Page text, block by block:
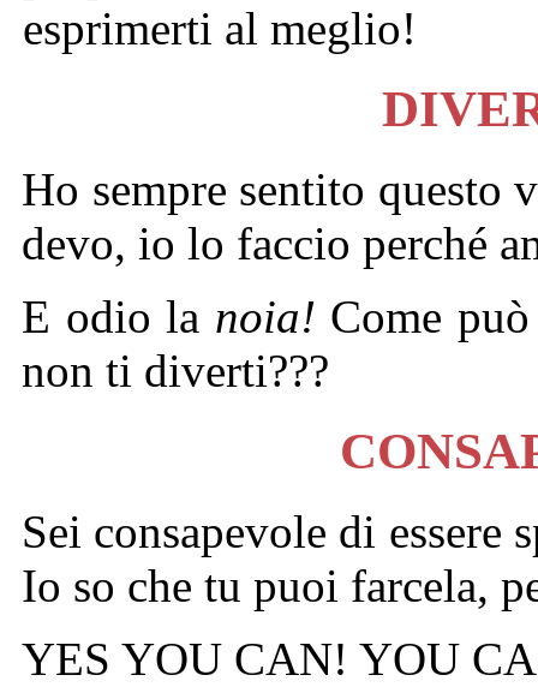
esprimerti al meglio!
Ho sempre sentito questo
devo, io lo faccio perché
E odio la noia! Come
non ti diverti???
Sei consapevole di essere
Io so che tu puoi farcela,
YES YOU CAN! YOU